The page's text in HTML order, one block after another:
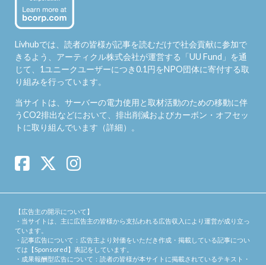
Livhubでは、読者の皆様が記事を読むだけで社会貢献に参加で
きるよう、アーティクル株式会社が運営する「UU Fund 」を通
じて、1ユニークユーザーにつき0.1円をNPO団体に寄付する取
り組みを行っています。
当サイトは、サーバーの電力使用と取材活動のための移動に伴
うCO2排出などにおいて、排出削減およびカーボン・オフセッ
トに取り組んでいます（詳細）。
【広告主の開示について】
・当サイトは、主に広告主の皆様から支払われる広告収入により運営が成り立っ
ています。
・記事広告について：広告主より対価をいただき作成・掲載している記事につい
ては【Sponsored】表記をしています。
・成果報酬型広告について：読者の皆様が本サイトに掲載されているテキスト・